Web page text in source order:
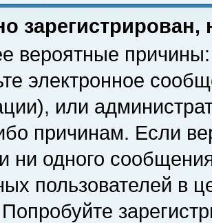
вероятные
электронное
или
причинам. Если
ни одного
пользователей в